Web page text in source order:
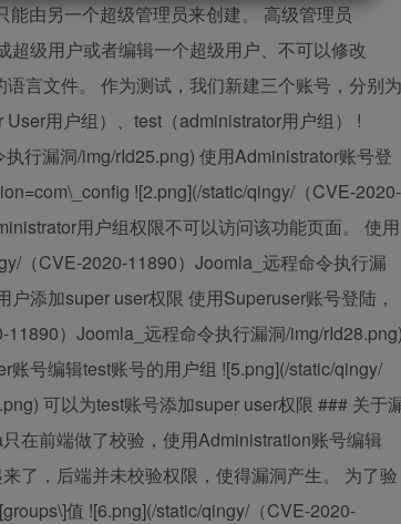
由另一个超级管理员来创建。 高级管理员
超级用户或者编辑一个超级用户、不可以修改
言文件。 作为测试，我们新建三个账号，分别为
用户组）、test（administrator用户组） !
行漏洞/img/rId25.png) 使用Administrator账号登
![2.png](/static/qingy/（CVE-2020-
用户组权限不可以访问该功能页面。 使用
（CVE-2020-11890）Joomla_远程命令执行漏
添加super user权限 使用Superuser账号登陆，
）Joomla_远程命令执行漏洞/img/
号编辑test账号的用户组 ![5.png](/static/qingy/
可以为test账号添加super user权限 ### 关于
在前端做了校验，使用Administration账号编辑
了，后端并未校验权限，使得漏洞产生。 为了验
值 ![6.png](/static/qingy/（CVE-2020-